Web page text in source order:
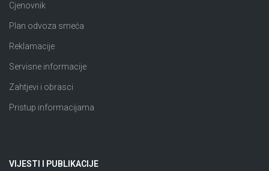
Cjenovnik
Plan odvoza smeća
Reklamacije
Servisne informacije
Zahtjevi i obrasci
Pristup informacijama
VIJESTI I PUBLIKACIJE